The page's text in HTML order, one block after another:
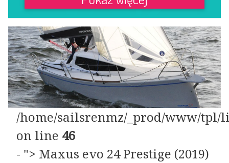
/home/sailsrenmz/_prod/www/tpl/
on line 46
- "> Maxus evo 24 Prestige (2019)